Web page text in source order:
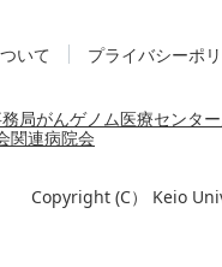
いて プライバシーポ
局がんゲノム医療センター
関連病院会
Copyright (C） Keio